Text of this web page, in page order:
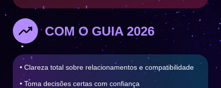
COM O GUIA 2026
• Clareza total sobre relacionamentos e compatibilidade
• Toma decisões certas com confiança